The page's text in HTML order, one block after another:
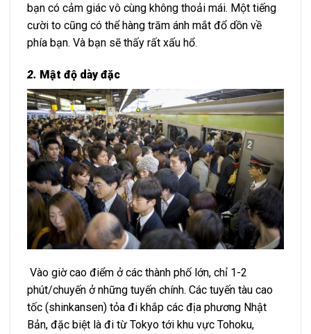
bạn có cảm giác vô cùng không thoải mái. Một tiếng
cười to cũng có thể hàng trăm ánh mắt đổ dồn về
phía bạn. Và bạn sẽ thấy rất xấu hổ.
2. Mật độ dày đặc
Vào giờ cao điểm ở các thành phố lớn, chỉ 1-2
phút/chuyến ở những tuyến chính. Các tuyến tàu cao
tốc (shinkansen) tỏa đi khắp các địa phương Nhật
Bản, đặc biệt là đi từ Tokyo tới khu vực Tohoku,